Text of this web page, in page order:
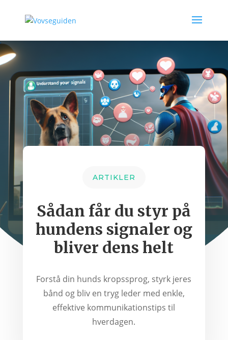
ARTIKLER
Sådan får du styr på
hundens signaler og
bliver dens helt
Forstå din hunds kropssprog, styrk jeres
bånd og bliv en tryg leder med enkle,
effektive kommunikationstips til
hverdagen.